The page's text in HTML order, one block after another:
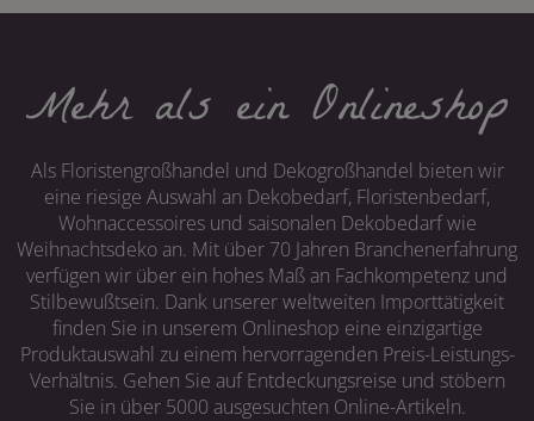
Mehr als ein Onlineshop
Als Floristengroßhandel und Dekogroßhandel bieten wir
eine riesige Auswahl an Dekobedarf, Floristenbedarf,
Wohnaccessoires und saisonalen Dekobedarf wie
Weihnachtsdeko an. Mit über 70 Jahren Branchenerfahrung
verfügen wir über ein hohes Maß an Fachkompetenz und
Stilbewußtsein. Dank unserer weltweiten Importtätigkeit
finden Sie in unserem Onlineshop eine einzigartige
Produktauswahl zu einem hervorragenden Preis-Leistungs-
Verhältnis. Gehen Sie auf Entdeckungsreise und stöbern
Sie in über 5000 ausgesuchten Online-Artikeln.